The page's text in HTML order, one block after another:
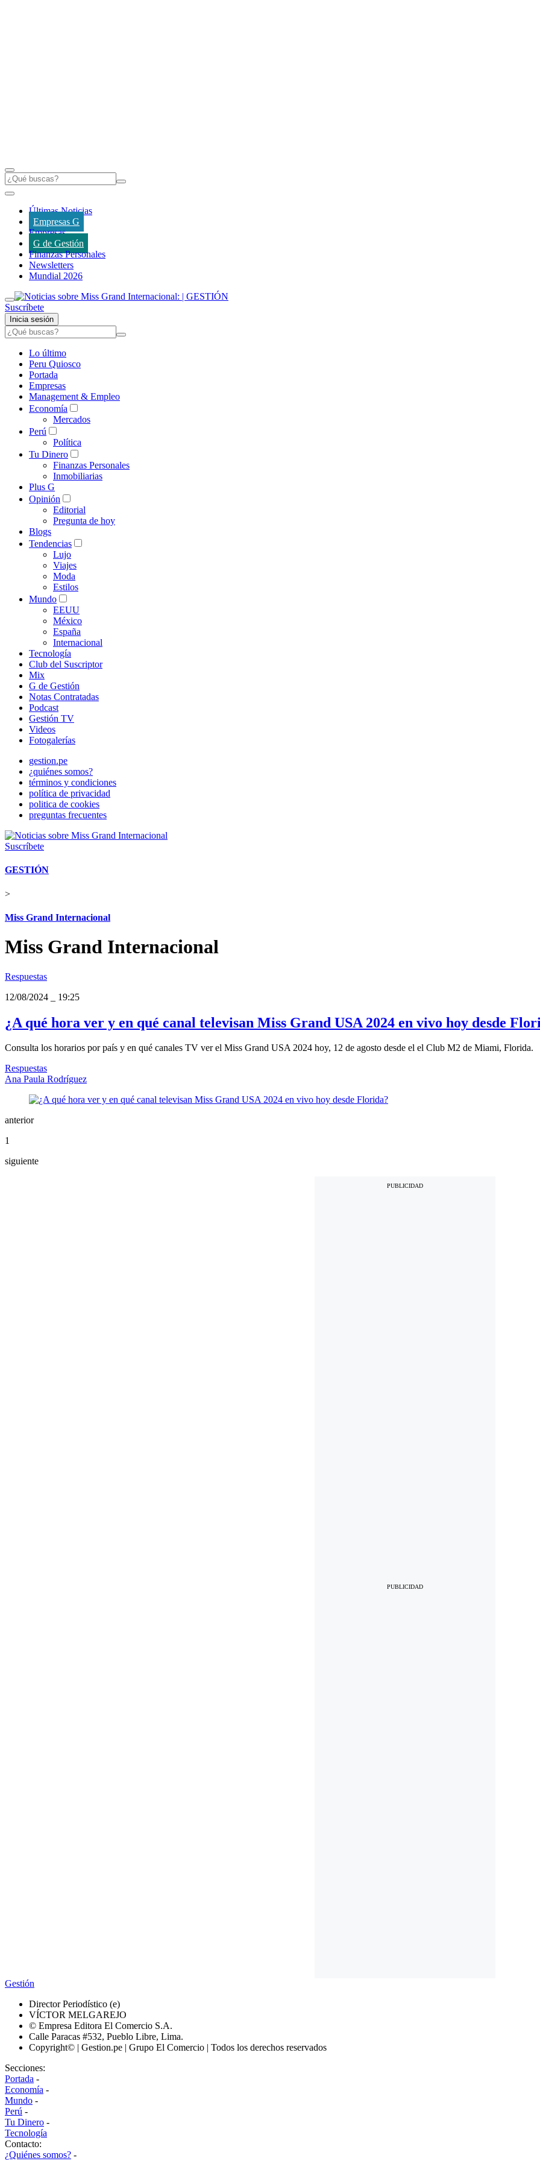
Últimas Noticias
Empresas G
Empresas
G de Gestión
Finanzas Personales
Newsletters
Mundial 2026
Suscríbete
Inicia sesión
Lo último
Peru Quiosco
Portada
Empresas
Management & Empleo
Economía
Mercados
Perú
Política
Tu Dinero
Finanzas Personales
Inmobiliarias
Plus G
Opinión
Editorial
Pregunta de hoy
Blogs
Tendencias
Lujo
Viajes
Moda
Estilos
Mundo
EEUU
México
España
Internacional
Tecnología
Club del Suscriptor
Mix
G de Gestión
Notas Contratadas
Podcast
Gestión TV
Videos
Fotogalerías
gestion.pe
¿quiénes somos?
términos y condiciones
política de privacidad
politica de cookies
preguntas frecuentes
Suscríbete
GESTIÓN
>
Miss Grand Internacional
Miss Grand Internacional
Respuestas
12/08/2024
19:25
¿A qué hora ver y en qué canal televisan Miss Grand USA 2024 en vivo hoy desde
Consulta los horarios por país y en qué canales TV ver el Miss Grand USA 2024 hoy, 12 de agosto desde el el Club M2 de Miami, Florida.
Respuestas
Ana Paula Rodríguez
anterior
1
siguiente
Gestión
Director Periodístico (e)
VÍCTOR MELGAREJO
© Empresa Editora El Comercio S.A.
Calle Paracas #532, Pueblo Libre, Lima.
Copyright© | Gestion.pe | Grupo El Comercio | Todos los derechos reservados
Secciones:
Portada -
Economía -
Mundo -
Perú -
Tu Dinero -
Tecnología
Contacto:
¿Quiénes somos? -